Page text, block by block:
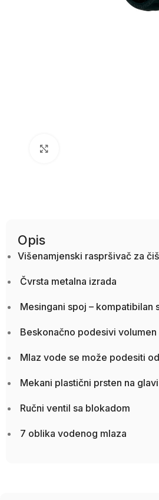
Opis
Višenamjenski raspršivač za
Čvrsta metalna izrada
Mesingani spoj – kompatibilan
Beskonačno podesivi
Mlaz vode se može podesiti
Mekani plastični prsten na
Ručni ventil sa blokadom
7 oblika vodenog mlaza